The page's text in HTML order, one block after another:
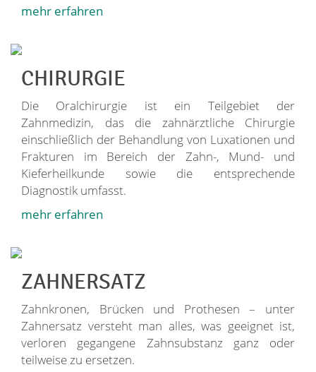
mehr erfahren
CHIRURGIE
Die Oralchirurgie ist ein Teilgebiet der
Zahnmedizin, das die zahnärztliche Chirurgie
einschließlich der Behandlung von Luxationen und
Frakturen im Bereich der Zahn-, Mund- und
Kieferheilkunde sowie die entsprechende
Diagnostik umfasst.
mehr erfahren
ZAHNERSATZ
Zahnkronen, Brücken und Prothesen – unter
Zahnersatz versteht man alles, was geeignet ist,
verloren gegangene Zahnsubstanz ganz oder
teilweise zu ersetzen.